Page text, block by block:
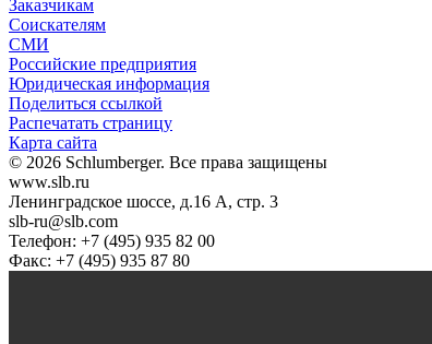
Заказчикам
Соискателям
СМИ
Российские предприятия
Юридическая информация
Поделиться ссылкой
Распечатать страницу
Карта сайта
© 2026 Schlumberger. Все права защищены
www.slb.ru
Ленинградское шоссе, д.16 А, стр. 3
slb-ru@slb.com
Телефон: +7 (495) 935 82 00
Факс: +7 (495) 935 87 80